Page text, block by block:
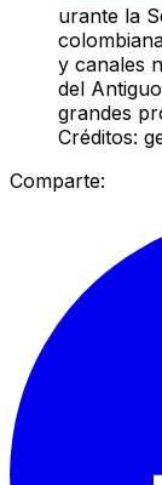
urante la
y canales
del
grandes
Créditos:
Comparte: